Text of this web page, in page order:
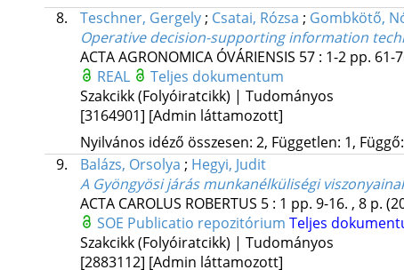
8.
Teschner, Gergely; Csatai, Rózsa ; Gombkötő,
Operative decision-supporting information
ACTA AGRONOMICA ÓVÁRIENSIS 57: 1-2 pp. 61-
REAL
Teljes dokumentum
Szakcikk (Folyóiratcikk) | Tudományos
[3164901] [Admin láttamozott]
Nyilvános idéző összesen: 2, Független: 1,
9.
Balázs, Orsolya ; Hegyi, Judit
A Gyöngyösi járás munkanélküliségi
ACTA CAROLUS ROBERTUS 5: 1 pp. 9-16. , 8 p.
SOE Publicatio repozitórium Teljes
Szakcikk (Folyóiratcikk) | Tudományos
[2883112] [Admin láttamozott]